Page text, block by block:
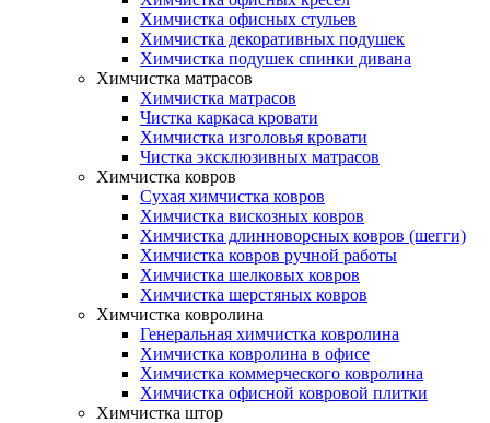
Химчистка офисных стульев
Химчистка декоративных подушек
Химчистка подушек спинки дивана
Химчистка матрасов
Химчистка матрасов
Чистка каркаса кровати
Химчистка изголовья кровати
Чистка эксклюзивных матрасов
Химчистка ковров
Сухая химчистка ковров
Химчистка вискозных ковров
Химчистка длинноворсных ковров (шегги)
Химчистка ковров ручной работы
Химчистка шелковых ковров
Химчистка шерстяных ковров
Химчистка ковролина
Генеральная химчистка ковролина
Химчистка ковролина в офисе
Химчистка коммерческого ковролина
Химчистка офисной ковровой плитки
Химчистка штор